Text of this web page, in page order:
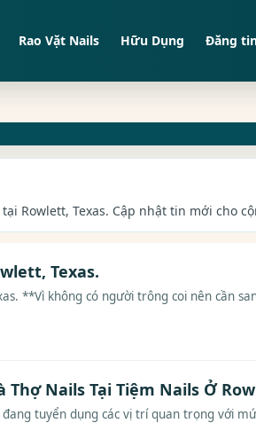
Rao Vặt Nails Hữu Dụng Đăng
Rowlett, Texas. Cập nhật tin mới cho
Texas.
**Vì không có người trông coi nên cần
Thợ Nails Tại Tiệm Nails Ở
tuyển dụng các vị trí quan trọng với